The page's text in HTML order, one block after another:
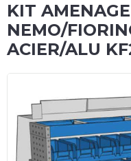
KIT
NEMO/
ACIER/ALU